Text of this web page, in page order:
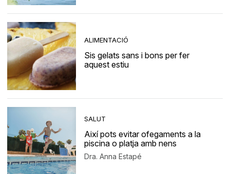
ALIMENTACIÓ
Sis gelats sans i bons per fer
aquest estiu
SALUT
Així pots evitar ofegaments a la
piscina o platja amb nens
Dra. Anna Estapé